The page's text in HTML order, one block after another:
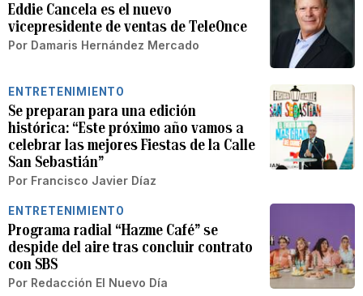
Eddie Cancela es el nuevo
vicepresidente de ventas de TeleOnce
Por Damaris Hernández Mercado
ENTRETENIMIENTO
Se preparan para una edición
histórica: “Este próximo año vamos a
celebrar las mejores Fiestas de la Calle
San Sebastián”
Por Francisco Javier Díaz
ENTRETENIMIENTO
Programa radial “Hazme Café” se
despide del aire tras concluir contrato
con SBS
Por Redacción El Nuevo Día